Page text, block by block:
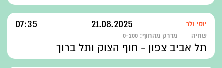
יוסי ולר 21.08.2025
07:35
שחיה מרחק מהחוף: 0-200
תל אביב צפון - חוף הצוק ותל ברוך